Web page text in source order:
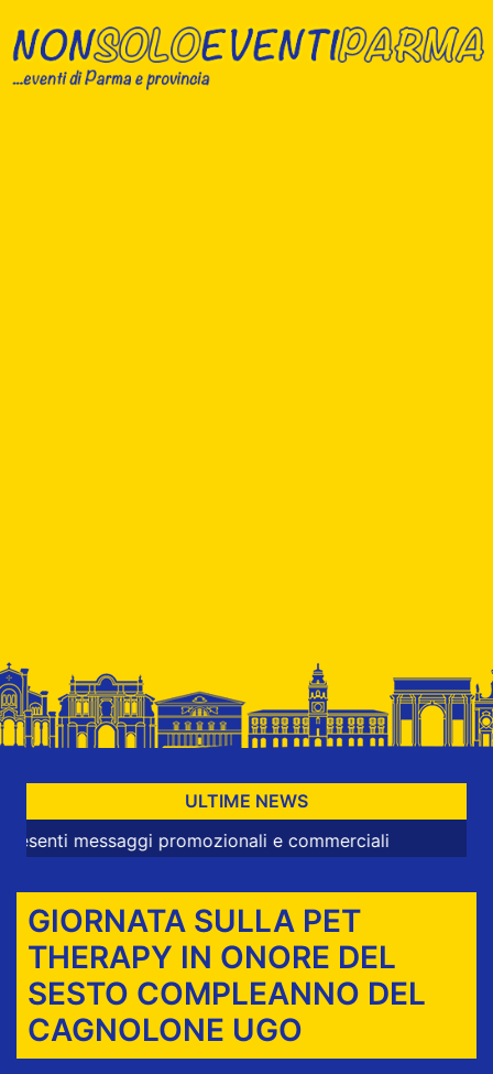
ULTIME NEWS
promozionali e commerciali
GIORNATA SULLA PET
THERAPY IN ONORE DEL
SESTO COMPLEANNO DEL
CAGNOLONE UGO